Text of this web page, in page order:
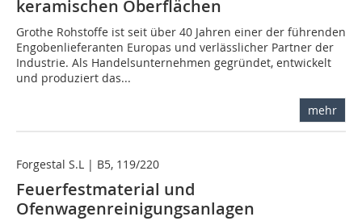
keramischen Oberflächen
Grothe Rohstoffe ist seit über 40 Jahren einer der führenden
Engobenlieferanten Europas und verlässlicher Partner der
Industrie. Als Handelsunternehmen gegründet, entwickelt
und produziert das...
mehr
Forgestal S.L | B5, 119/220
Feuerfestmaterial und
Ofenwagenreinigungsanlagen